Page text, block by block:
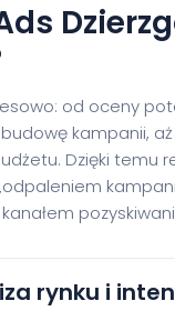
od oceny
kampanii,
Dzięki temu
rynku i